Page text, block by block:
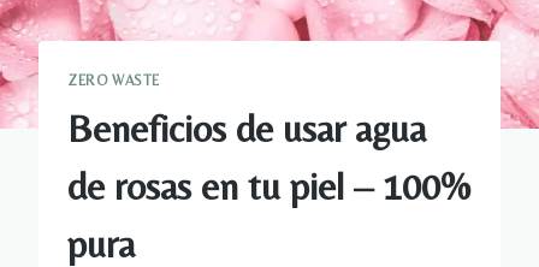
ZERO WASTE
Beneficios de usar agua
de rosas en tu piel – 100%
pura